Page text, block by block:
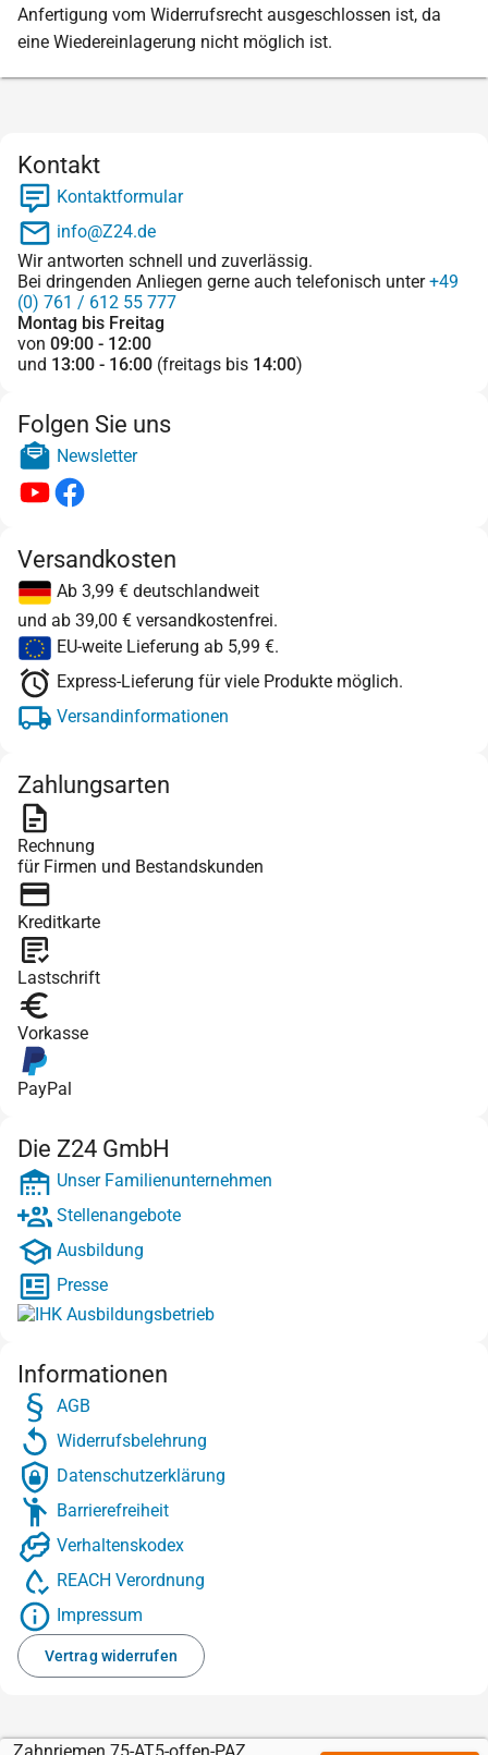
Anfertigung vom Widerrufsrecht ausgeschlossen ist, da
eine Wiedereinlagerung nicht möglich ist.
Kontakt
Kontaktformular
info@Z24.de
Wir antworten schnell und zuverlässig.
Bei dringenden Anliegen gerne auch telefonisch unter+49
(0) 761 / 612 55 777
Montag bis Freitag
von 09:00 - 12:00
und 13:00 - 16:00 (freitags bis 14:00)
Folgen Sie uns
Newsletter
Versandkosten
Ab 3,99 € deutschlandweit
und ab 39,00 € versandkostenfrei.
EU-weite Lieferung ab 5,99 €.
Express-Lieferung für viele Produkte möglich.
Versandinformationen
Zahlungsarten
Rechnung
für Firmen und Bestandskunden
Kreditkarte
Lastschrift
Vorkasse
PayPal
Die Z24 GmbH
Unser Familienunternehmen
Stellenangebote
Ausbildung
Presse
Informationen
AGB
Widerrufsbelehrung
Datenschutzerklärung
Barrierefreiheit
Verhaltenskodex
REACH Verordnung
Impressum
Vertrag widerrufen